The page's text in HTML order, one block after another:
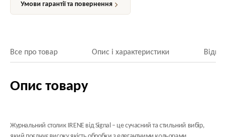
Умови гарантії та повернення
Все про товар Опис і характеристики
Опис товару
Журнальний столик IRENE від Signal – це сучасний та стильний вибір,